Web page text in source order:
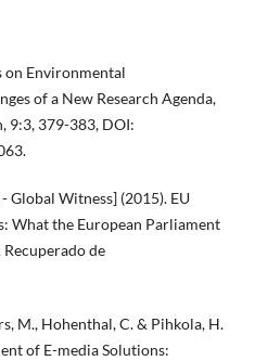
on Environmental
of a New Research Agenda,
9:3, 379-383, DOI:
Witness] (2015). EU
What the European Parliament
de
M., Hohenthal, C. & Pihkola, H.
of E-media Solutions: